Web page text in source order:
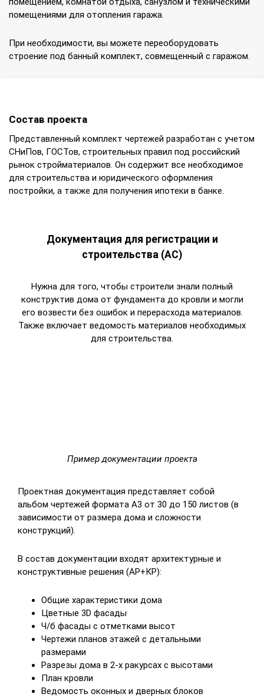
помещениями для отопления гаража.
При необходимости, вы можете переоборудовать
строение под банный комплект, совмещенный с гаражом.
Состав проекта
Представленный комплект чертежей разработан с учетом
СНиПов, ГОСТов, строительных правил под российский
рынок стройматериалов. Он содержит все необходимое
для строительства и юридического оформления
постройки, а также для получения ипотеки в банке.
Документация для регистрации и
строительства (АС)
Нужна для того, чтобы строители знали полный
конструктив дома от фундамента до кровли и могли
его возвести без ошибок и перерасхода материалов.
Также включает ведомость материалов необходимых
для строительства.
Пример документации проекта
Проектная документация представляет собой
альбом чертежей формата А3 от 30 до 150 листов (в
зависимости от размера дома и сложности
конструкций).
В состав документации входят архитектурные и
конструктивные решения (АР+КР):
Общие характеристики дома
Цветные 3D фасады
Ч/б фасады с отметками высот
Чертежи планов этажей с детальными
размерами
Разрезы дома в 2-х ракурсах с высотами
План кровли
Ведомость оконных и дверных блоков